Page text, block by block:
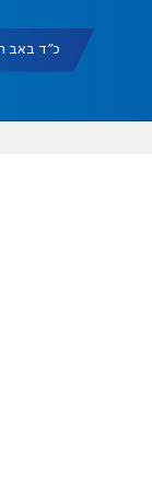
כ"ד באב תשפ"ו